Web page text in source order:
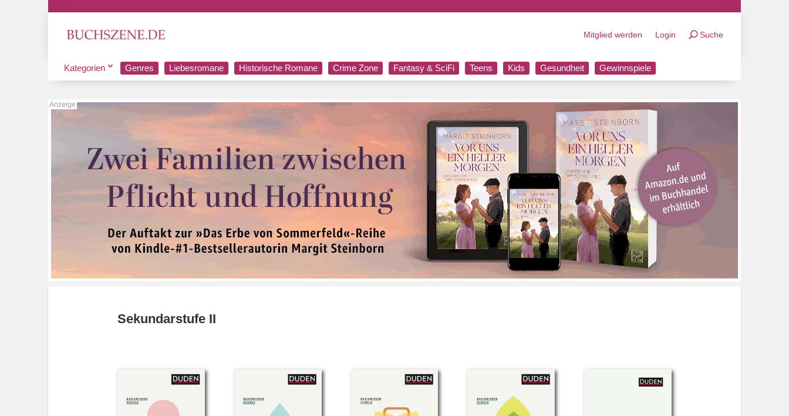
Mitglied werden Login Suche
Kategorien Genres Liebesromane Historische Romane Crime Zone Fantasy & SciFi Teens Kids Gesundheit Gewinnspiele
Sekundarstufe II